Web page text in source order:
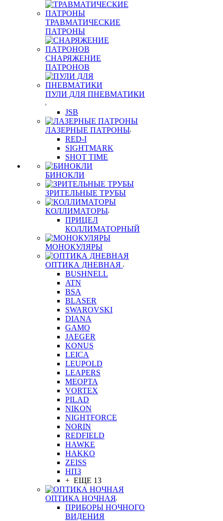
ТРАВМАТИЧЕСКИЕ
ПАТРОНЫ
СНАРЯЖЕНИЕ
ПАТРОНОВ
ПУЛИ ДЛЯ ПНЕВМАТИКИ
JSB
ЛАЗЕРНЫЕ ПАТРОНЫ
RED-I
SIGHTMARK
SHOT TIME
БИНОКЛИ
ЗРИТЕЛЬНЫЕ ТРУБЫ
КОЛЛИМАТОРЫ
ПРИЦЕЛ
КОЛЛИМАТОРНЫЙ
МОНОКУЛЯРЫ
ОПТИКА ДНЕВНАЯ
BUSHNELL
ATN
BSA
BLASER
SWAROVSKI
DIANA
GAMO
JAEGER
KONUS
LEICA
LEUPOLD
LEAPERS
MEOPTA
VORTEX
PILAD
NIKON
NIGHTFORCE
NORIN
REDFIELD
HAWKE
HAKKO
ZEISS
НПЗ
+ ЕЩЕ 13
ОПТИКА НОЧНАЯ
ПРИБОРЫ НОЧНОГО
ВИДЕНИЯ